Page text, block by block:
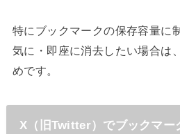
特にブックマークの保存容量に
気に・即座に消去したい場合は
めです。
X（旧Twitter）でブックマー